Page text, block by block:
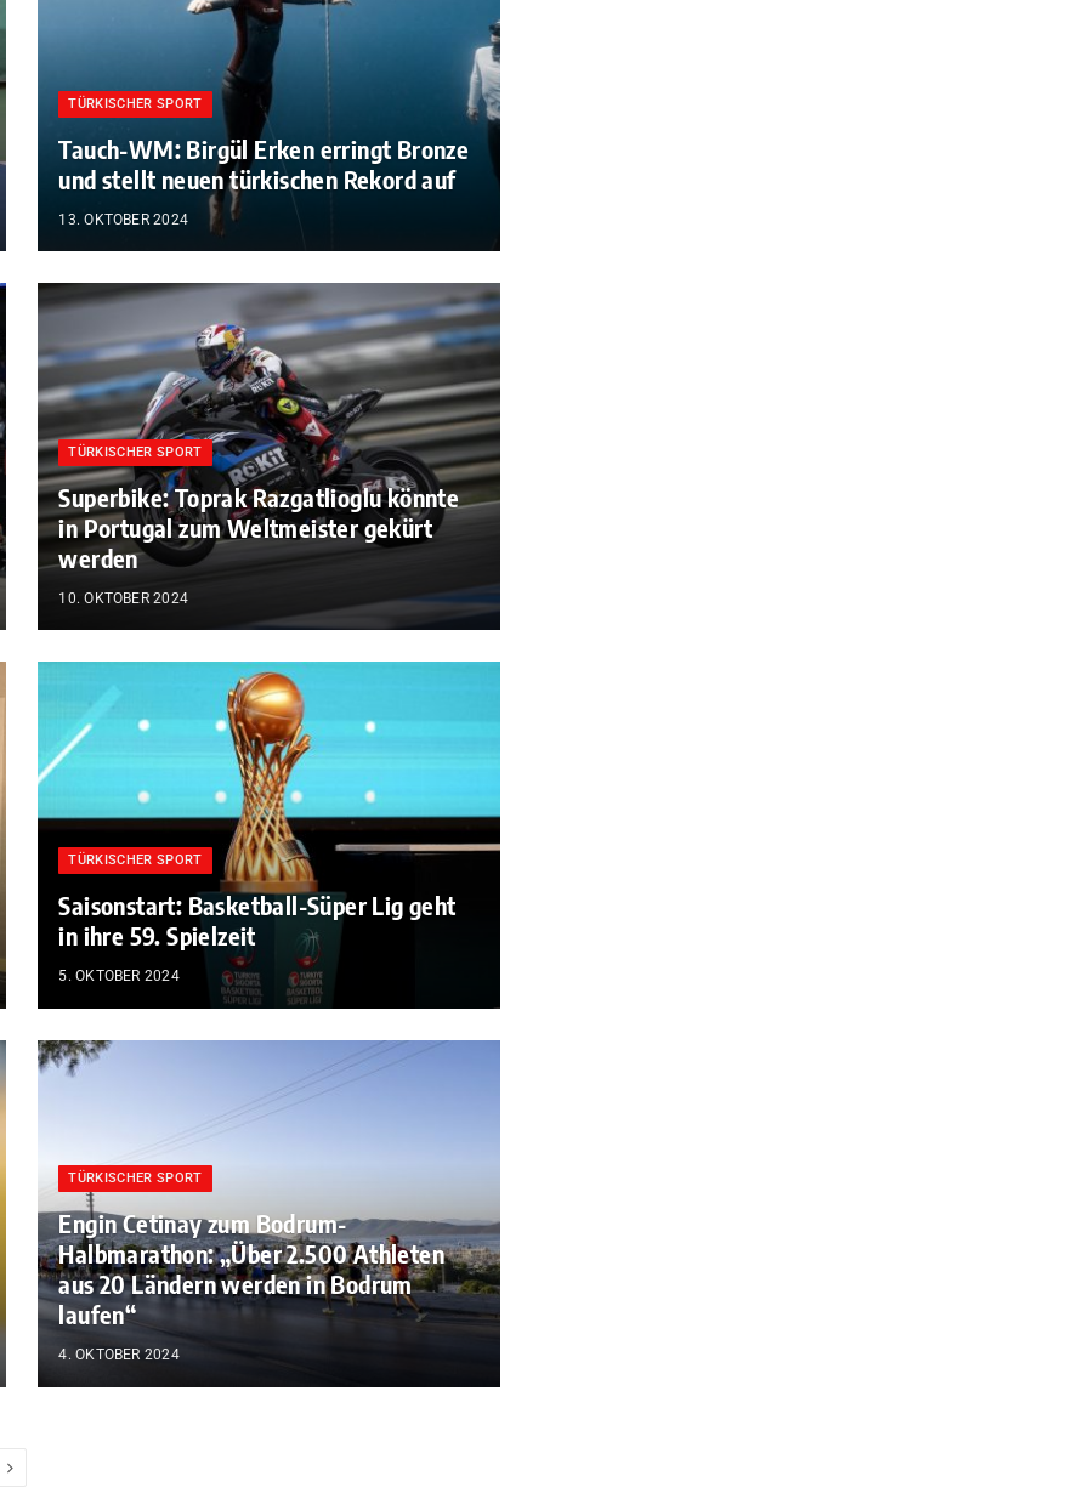
TÜRKISCHER SPORT
Tauch-WM: Birgül Erken erringt Bronze
und stellt neuen türkischen Rekord auf
13. OKTOBER 2024
TÜRKISCHER SPORT
Superbike: Toprak Razgatlioglu könnte
in Portugal zum Weltmeister gekürt
werden
10. OKTOBER 2024
TÜRKISCHER SPORT
Saisonstart: Basketball-Süper Lig geht
in ihre 59. Spielzeit
5. OKTOBER 2024
TÜRKISCHER SPORT
Engin Cetinay zum Bodrum-
Halbmarathon: „Über 2.500 Athleten
aus 20 Ländern werden in Bodrum
laufen“
4. OKTOBER 2024
Next